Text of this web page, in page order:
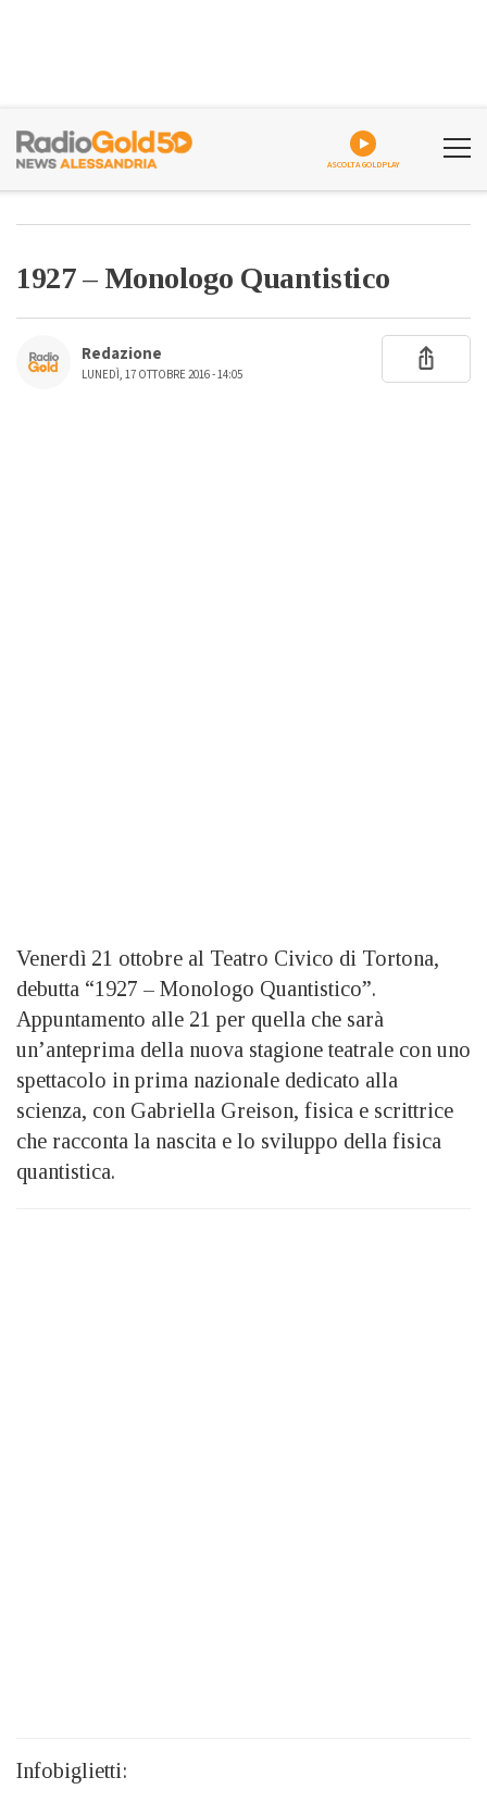
ASCOLTA GOLDPLAY
1927 – Monologo Quantistico
Redazione
LUNEDÌ, 17 OTTOBRE 2016 - 14:05
Venerdì 21 ottobre al Teatro Civico di Tortona,
debutta “1927 – Monologo Quantistico”.
Appuntamento alle 21 per quella che sarà
un’anteprima della nuova stagione teatrale con uno
spettacolo in prima nazionale dedicato alla
scienza, con Gabriella Greison, fisica e scrittrice
che racconta la nascita e lo sviluppo della fisica
quantistica.
Infobiglietti: